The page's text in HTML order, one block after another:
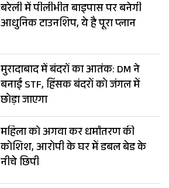
बरेली में पीलीभीत बाइपास पर बनेगी
आधुनिक टाउनशिप, ये है पूरा प्लान
मुरादाबाद में बंदरों का आतंक: DM ने
बनाई STF, हिंसक बंदरों को जंगल में
छोड़ा जाएगा
महिला को अगवा कर धर्मांतरण की
कोशिश, आरोपी के घर में डबल बेड के
नीचे छिपी